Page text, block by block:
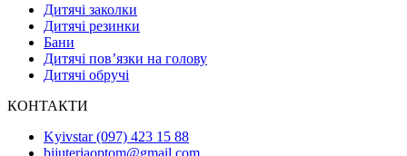
Дитячі заколки
Дитячі резинки
Бани
Дитячі пов’язки на голову
Дитячі обручі
КОНТАКТИ
Kyivstar (097) 423 15 88
bijuteriaoptom@gmail.com